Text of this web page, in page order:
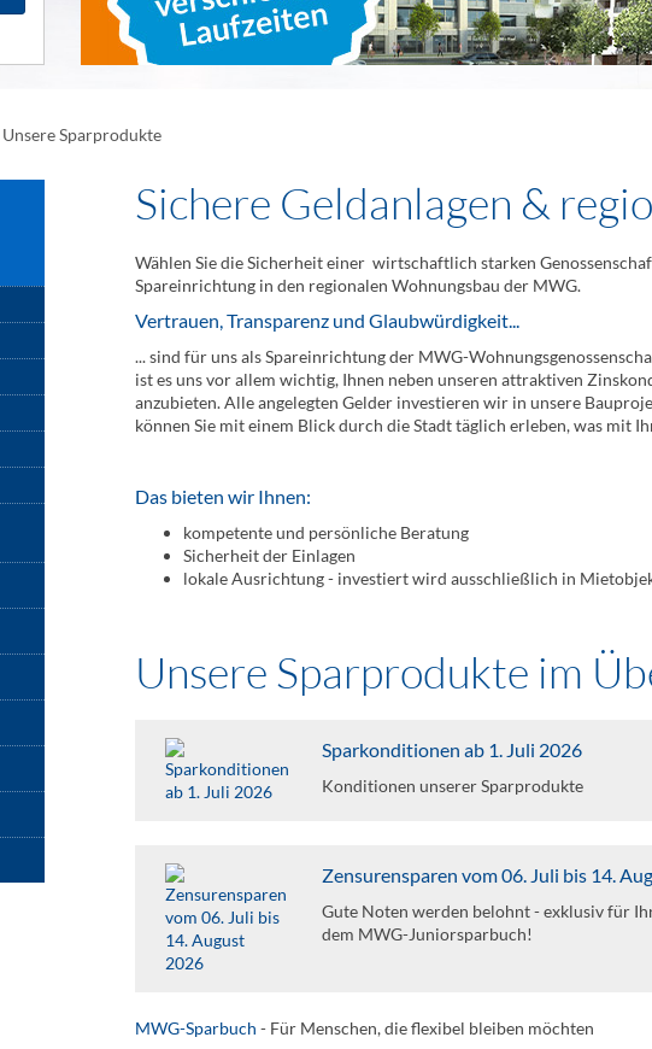
Unsere Sparprodukte
Sichere Geldanlagen &
Wählen Sie die Sicherheit einer wirtschaftlich starken
Spareinrichtung in den regionalen Wohnungsbau der MWG.
Vertrauen, Transparenz und Glaubwürdigkeit...
... sind für uns als Spareinrichtung der MWG-
ist es uns vor allem wichtig, Ihnen neben unseren attraktiven
anzubieten. Alle angelegten Gelder investieren wir in unsere
können Sie mit einem Blick durch die Stadt täglich erleben, was mit
Das bieten wir Ihnen:
kompetente und persönliche Beratung
Sicherheit der Einlagen
lokale Ausrichtung - investiert wird ausschließlich in
Unsere Sparprodukte im
Sparkonditionen ab 1. Juli 2026
Konditionen unserer Sparprodukte
Zensurensparen vom 06. Juli bis 14.
Gute Noten werden belohnt - exklusiv für
dem MWG-Juniorsparbuch!
MWG-Sparbuch - Für Menschen, die flexibel bleiben möchten